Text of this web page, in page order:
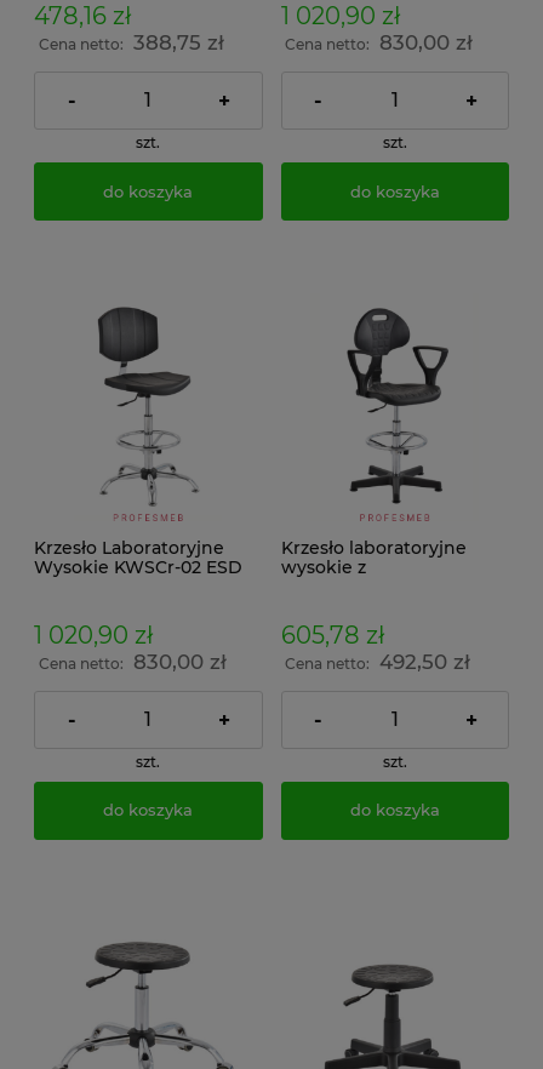
478,16 zł
Cena netto: 388,75 zł
- +
szt.
do koszyka
1 020,90 zł
Cena netto: 830,00 zł
- +
szt.
do koszyka
Krzesło Laboratoryjne
Wysokie KWSCr-02 ESD
1 020,90 zł
Cena netto: 830,00 zł
- +
szt.
do koszyka
Krzesło laboratoryjne
wysokie z
605,78 zł
Cena netto: 492,50 zł
- +
szt.
do koszyka